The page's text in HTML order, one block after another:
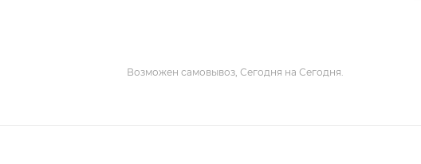
Возможен самовывоз, Сегодня на Сегодня.